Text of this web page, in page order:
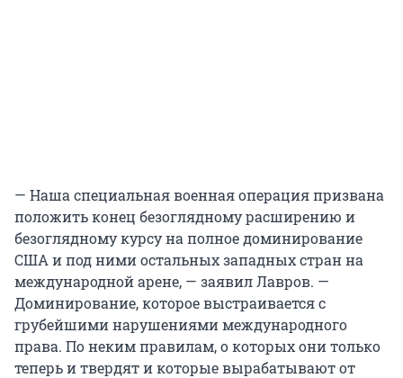
— Наша специальная военная операция призвана
положить конец безоглядному расширению и
безоглядному курсу на полное доминирование
США и под ними остальных западных стран на
международной арене, — заявил Лавров. —
Доминирование, которое выстраивается с
грубейшими нарушениями международного
права. По неким правилам, о которых они только
теперь и твердят и которые вырабатывают от